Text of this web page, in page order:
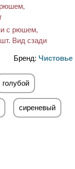
Бренд: Чистовье
голубой
сиреневый